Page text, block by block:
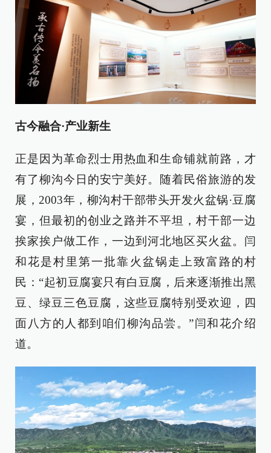
古今融合·产业新生
正是因为革命烈士用热血和生命铺就前路，才
有了柳沟今日的安宁美好。随着民俗旅游的发
展，2003年，柳沟村干部带头开发火盆锅·豆腐
宴，但最初的创业之路并不平坦，村干部一边
挨家挨户做工作，一边到河北地区买火盆。闫
和花是村里第一批靠火盆锅走上致富路的村
民：“起初豆腐宴只有白豆腐，后来逐渐推出黑
豆、绿豆三色豆腐，这些豆腐特别受欢迎，四
面八方的人都到咱们柳沟品尝。”闫和花介绍
道。